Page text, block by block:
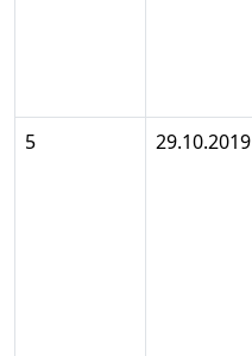
5
29.10.2019